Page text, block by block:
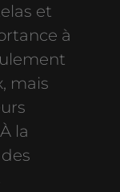
et
à
mais
la